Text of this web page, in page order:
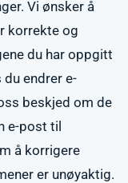
Vi ønsker å
korrekte og
du har oppgitt
endrer e-
beskjed om de
e-post til
å korrigere
er unøyaktig.